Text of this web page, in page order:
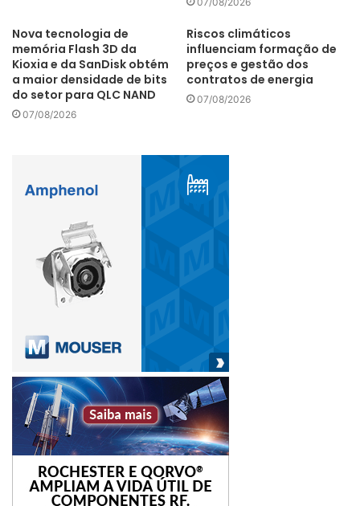
Bens de Informática Eletroeletrônico
exportações faturamento PIM
Polo Industrial de Manaus
Nova tecnologia de
memória Flash 3D da
Kioxia e da SanDisk obtém
a maior densidade de bits
do setor para QLC NAND
07/08/2026
Riscos climáticos
influenciam formação de
preços e gestão dos
contratos de energia
07/08/2026